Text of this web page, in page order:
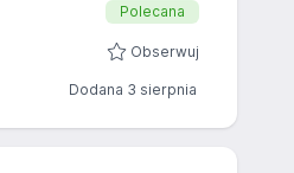
Polecana
Obserwuj
Dodana 3 sierpnia